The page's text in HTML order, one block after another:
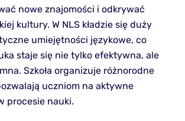
nowe znajomości i odkrywać
kultury. W NLS kładzie się duży
umiejętności językowe, co
staje się nie tylko efektywna, ale
Szkoła organizuje różnorodne
uczniom na aktywne
procesie nauki.